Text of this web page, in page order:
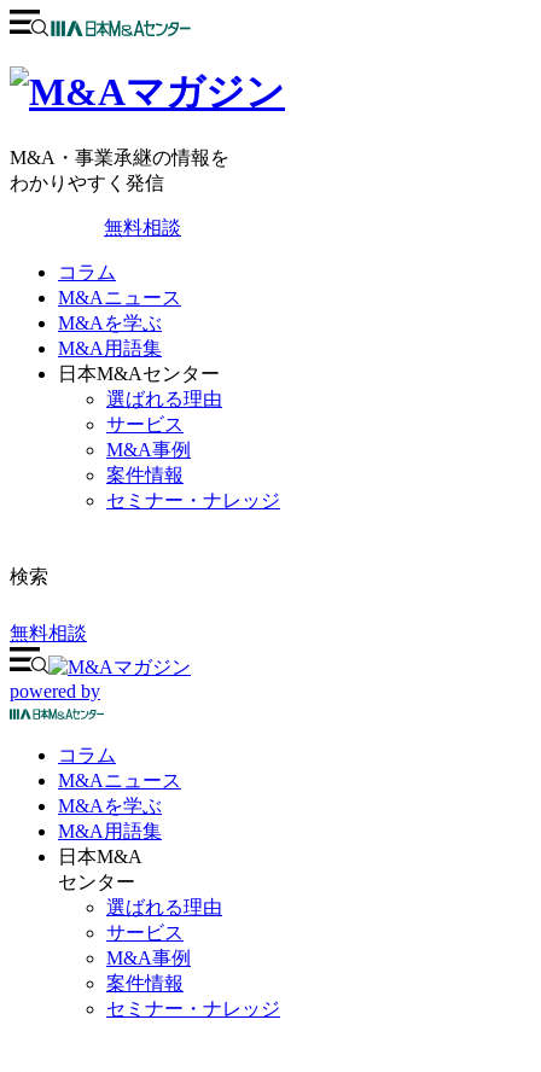
M&A・事業承継の情報を
わかりやすく発信
無料相談
コラム
M&Aニュース
M&Aを学ぶ
M&A用語集
日本M&Aセンター
選ばれる理由
サービス
M&A事例
案件情報
セミナー・ナレッジ
検索
無料相談
powered by
コラム
M&Aニュース
M&Aを学ぶ
M&A 用語集
日本M&A
センター
選ばれる理由
サービス
M&A事例
案件情報
セミナー・ナレッジ